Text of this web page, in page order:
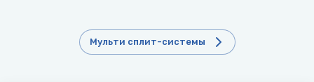
Мульти сплит-системы